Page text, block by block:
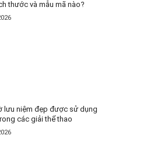
thước và mẫu mã nào?
lưu niệm đẹp được sử dụng
các giải thể thao